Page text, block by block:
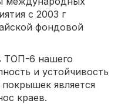
с 2003 г
фондовой
ТОП-6 нашего
и устойчивость
является
краев.